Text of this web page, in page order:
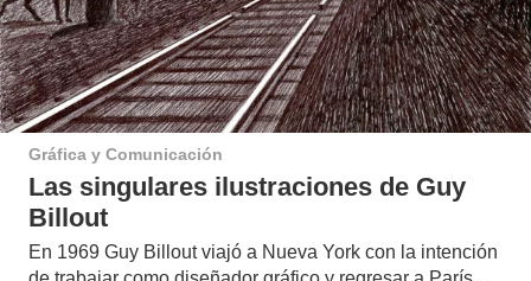
Gráfica y Comunicación
Las singulares ilustraciones de Guy
Billout
En 1969 Guy Billout viajó a Nueva York con la intención